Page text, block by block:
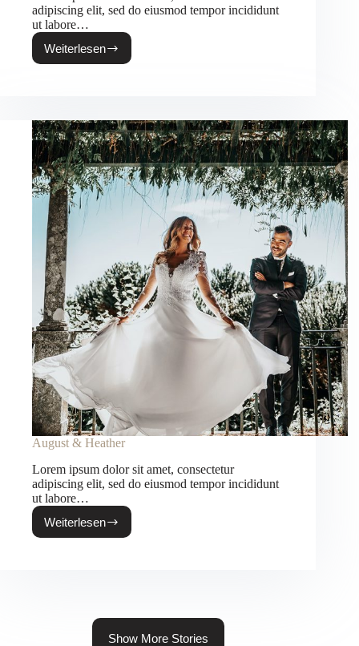
adipiscing elit, sed do eiusmod tempor incididunt
ut labore…
Weiterlesen
Jack
&
August & Heather
Lorem ipsum dolor sit amet, consectetur
adipiscing elit, sed do eiusmod tempor incididunt
ut labore…
Weiterlesen
August
&
Show More Stories